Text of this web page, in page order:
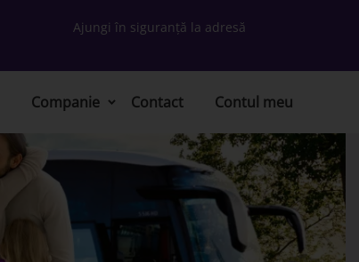
Ajungi în siguranță la adresă
Companie Contact Contul meu